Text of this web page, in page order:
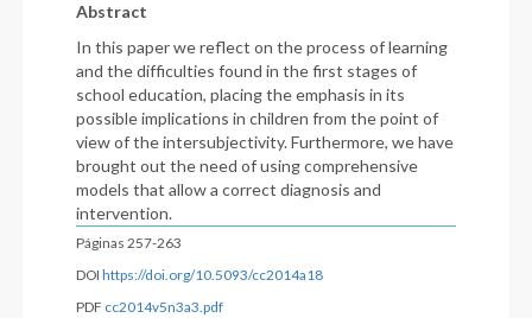
Abstract
In this paper we reflect on the process of learning
and the difficulties found in the first stages of
school education, placing the emphasis in its
possible implications in children from the point of
view of the intersubjectivity. Furthermore, we have
brought out the need of using comprehensive
models that allow a correct diagnosis and
intervention.
Páginas 257-263
DOIhttps://doi.org/10.5093/cc2014a18
PDF cc2014v5n3a3.pdf